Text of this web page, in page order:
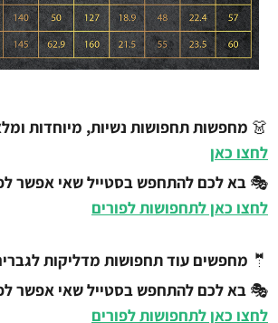
👗 מחפשות תחפושות נשיות, מיוחדות
לחצו כאן
🎭 בא לכם להתחפש בסטייל שאי אפשר
לחצו כאן לתחפושות לפורים
🤵 מחפשים עוד תחפושות מדליקות
🎭 בא לכם להתחפש בסטייל שאי אפשר
לחצו כאן לתחפושות לפורים